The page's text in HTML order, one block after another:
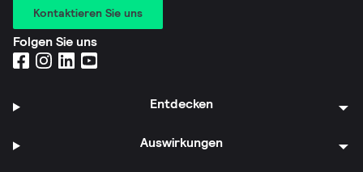
Kontaktieren Sie uns
Folgen Sie uns
Entdecken
Auswirkungen